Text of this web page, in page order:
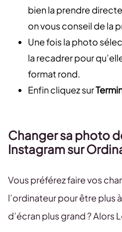
bien la prendre
on vous conseil de la
Une fois la photo
la recadrer pour
format rond.
Enfin cliquez sur
Changer sa photo
Instagramsur
Vous préférez faire vos
l’ordinateur pour être plus
d’écran plus grand ? Alors